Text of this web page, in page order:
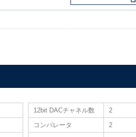
12bit DACチャネル数
2
コンパレータ
2